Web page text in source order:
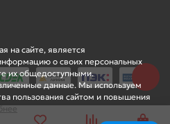
на сайте, является
о своих персональных
их общедоступными.
данные. Мы используем
пользования сайтом и повышения